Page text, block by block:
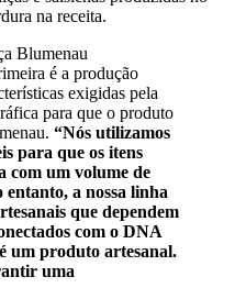
na receita.
Blumenau
é a produção
exigidas pela
para que o produto
“Nós utilizamos
para que os itens
com um volume de
a nossa linha
que dependem
com o DNA
um produto artesanal.
uma